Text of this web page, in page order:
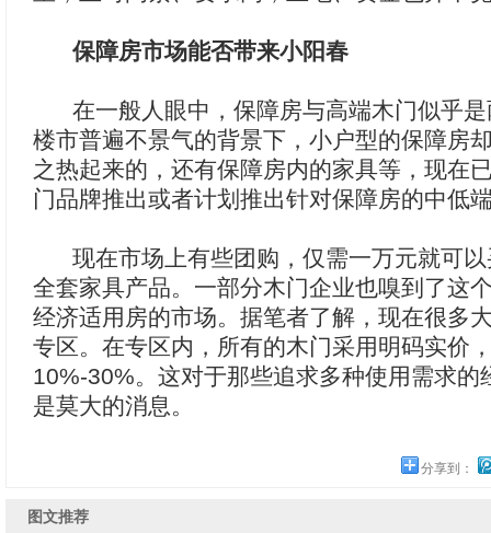
保障房市场能否带来小阳春
在一般人眼中，保障房与高端木门似乎是
楼市普遍不景气的背景下，小户型的保障房
之热起来的，还有保障房内的家具等，现在
门品牌推出或者计划推出针对保障房的中低
现在市场上有些团购，仅需一万元就可以
全套家具产品。一部分木门企业也嗅到了这
经济适用房的市场。据笔者了解，现在很多
专区。在专区内，所有的木门采用明码实价
10%-30%。这对于那些追求多种使用需求的
是莫大的消息。
分享到：
图文推荐